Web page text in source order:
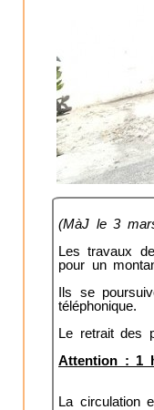
(MàJ le 3
Les travaux
pour un
Ils se
téléphonique.
Le retrait des
Attention : 1
La circulation